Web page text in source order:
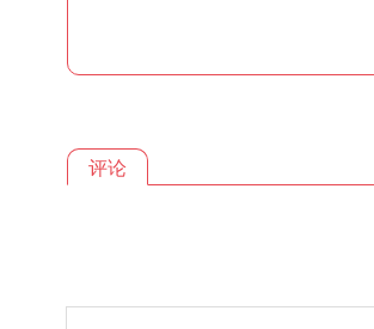
评论